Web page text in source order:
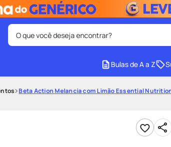
O que você deseja encontrar?
3º protetor solar facial 4º
8º
Bulas de A a Z
Beta Action Melancia com Limão Essential